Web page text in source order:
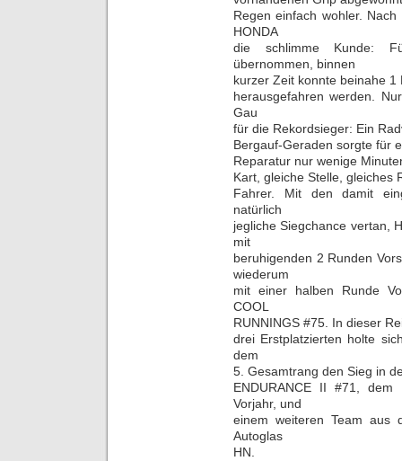
Regen einfach wohler.
HONDA
die schlimme Kunde:
übernommen, binnen
kurzer Zeit konnte beinahe
herausgefahren werden.
Gau
für die Rekordsieger: Ein
Bergauf-Geraden sorgte für
Reparatur nur wenige
Kart, gleiche Stelle, gleiches
Fahrer. Mit den damit
natürlich
jegliche Siegchance vertan,
mit
beruhigenden 2 Runden
wiederum
mit einer halben Runde
COOL
RUNNINGS #75. In dieser
drei Erstplatzierten holte
dem
5. Gesamtrang den Sieg in
ENDURANCE II #71,
Vorjahr, und
einem weiteren Team aus
Autoglas
HN.